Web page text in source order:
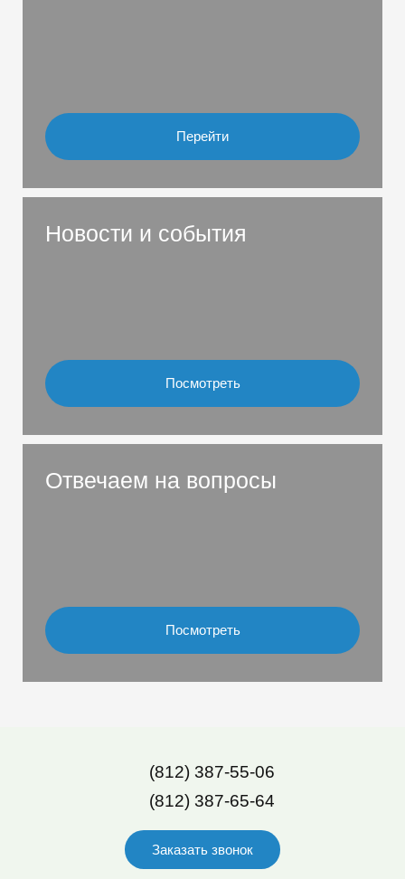
Перейти
Новости и события
Посмотреть
Отвечаем на вопросы
Посмотреть
(812) 387-55-06
(812) 387-65-64
Заказать звонок